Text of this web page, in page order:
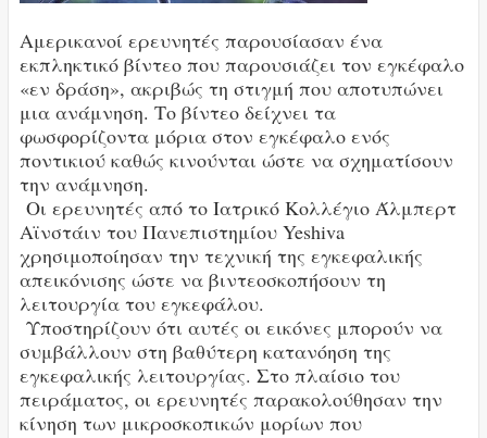
Αμερικανοί ερευνητές παρουσίασαν ένα
εκπληκτικό βίντεο που παρουσιάζει τον εγκέφαλο
«εν δράση», ακριβώς τη στιγμή που αποτυπώνει
μια ανάμνηση. Το βίντεο δείχνει τα
φωσφορίζοντα μόρια στον εγκέφαλο ενός
ποντικιού καθώς κινούνται ώστε να σχηματίσουν
την ανάμνηση.
Οι ερευνητές από το Ιατρικό Κολλέγιο Άλμπερτ
Αϊνστάιν του Πανεπιστημίου Yeshiva
χρησιμοποίησαν την τεχνική της εγκεφαλικής
απεικόνισης ώστε να βιντεοσκοπήσουν τη
λειτουργία του εγκεφάλου.
Υποστηρίζουν ότι αυτές οι εικόνες μπορούν να
συμβάλλουν στη βαθύτερη κατανόηση της
εγκεφαλικής λειτουργίας. Στο πλαίσιο του
πειράματος, οι ερευνητές παρακολούθησαν την
κίνηση των μικροσκοπικών μορίων που